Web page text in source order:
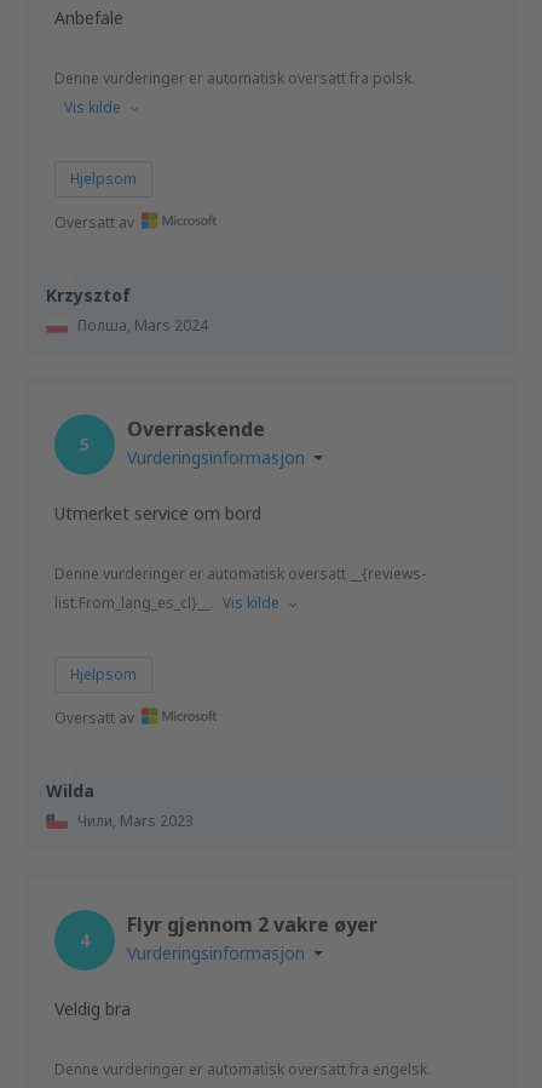
Krzysztof
Полша, Mars 2024
Anbefale
Denne vurderinger er automatisk oversatt fra polsk.
Vis kilde
Hjelpsom
Oversatt av
Wilda
Чили, Mars 2023
5
Overraskende
Vurderingsinformasjon
Utmerket service om bord
Denne vurderinger er automatisk oversatt __{reviews-
list.From_lang_es_cl}__. Vis kilde
Hjelpsom
Oversatt av
4
Flyr gjennom 2 vakre øyer
Vurderingsinformasjon
Veldig bra
Denne vurderinger er automatisk oversatt fra engelsk.